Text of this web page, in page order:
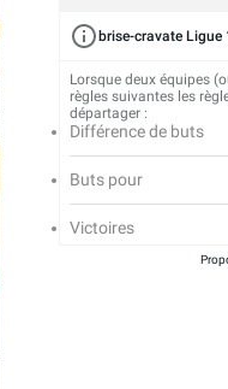
brise-cravate Ligue
Lorsque deux équipes
règles suivantes les
départager :
Différence de buts
Buts pour
Victoires